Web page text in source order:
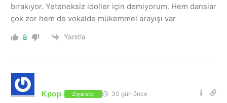
bırakıyor. Yeteneksiz idoller için demiyorum. Hem danslar
çok zor hem de vokalde mükemmel arayışı var
8 Yanıtla
Kpop Ziyaretçi 30 gün önce